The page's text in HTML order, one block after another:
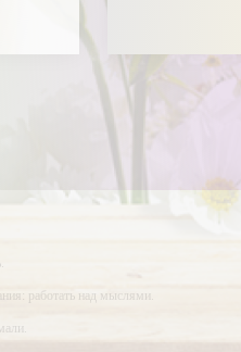
работать над мыслями.